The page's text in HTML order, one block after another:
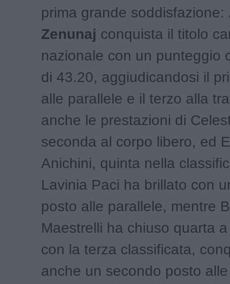
prima grande soddisfazione:
Zenunaj conquista il titolo
nazionale con un punteggio
di 43.20, aggiudicandosi il
alle parallele e il terzo alla
anche le prestazioni di
seconda al corpo libero, ed
Anichini, quinta nella
Lavinia Paci ha brillato con
posto alle parallele, mentre
Maestrelli ha chiuso quarta
con la terza classificata,
anche un secondo posto